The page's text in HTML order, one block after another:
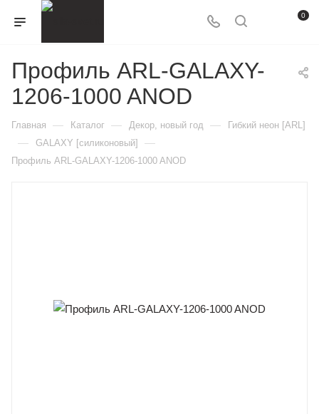
0
Профиль ARL-GALAXY-
1206-1000 ANOD
Главная — Каталог — Декор, новый год — Гибкий неон [ARL]
— GALAXY [силиконовый] —
Профиль ARL-GALAXY-1206-1000 ANOD